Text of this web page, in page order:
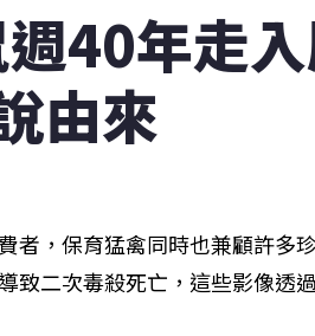
40年走
由來
者，保育猛禽同時也兼顧許多
致二次毒殺死亡，這些影像透